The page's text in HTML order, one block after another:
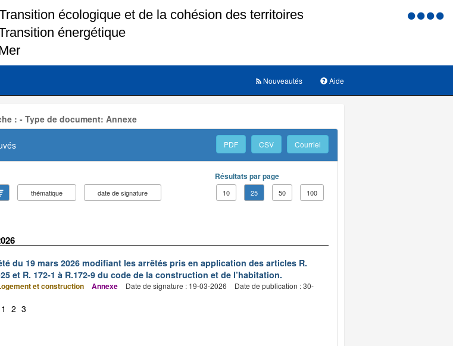
Menu
Aide
Nouveautés
: - Type de document: Annexe
PDF CSV Courriel
thématique
date de signature
Résultats par page
10 25 50 100
du 19 mars 2026 modifiant les arrêtés pris en application des articles R.
25 et R. 172-1 à R.172-9 du code de la construction et de l’habitation.
et construction Annexe Date de signature : 19-03-2026
Date de publication : 30-
1 2 3